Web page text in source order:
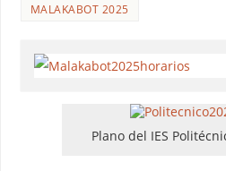
MALAKABOT 2025
Plano del IES